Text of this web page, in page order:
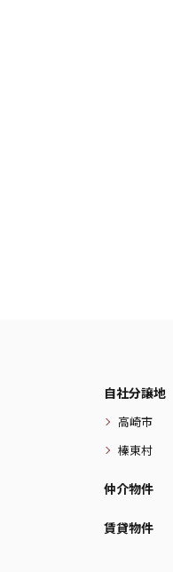
自社分譲地
高崎市
榛東村
仲介物件
賃貸物件